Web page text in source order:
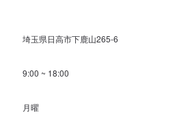
ります。※内容などにより貸し出し出来か
時の注意、受付方法-----入庫の際はお気を
ースは事務所前のお客様駐車スペースに駐
へ「メンテモで予約しました」とお伝えく
埼玉県日高市下鹿山265-6
9:00 ~ 18:00
月曜